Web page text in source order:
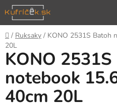
Prejsť
na
obsah
Domov
/ Ruksaky / KONO 2531S Batoh
20L
KONO
notebook
40cm 20L